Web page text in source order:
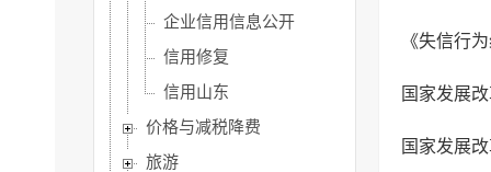
企业信用信息公开
信用修复
信用山东
价格与减税降费
旅游
《失信行
国家发展